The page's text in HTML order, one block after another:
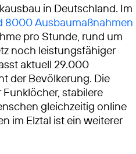
in Deutschland. Im
8000 Ausbaumaßnahmen
pro Stunde, rund um
noch leistungsfähiger
aktuell 29.000
der Bevölkerung. Die
stabilere
gleichzeitig online
im Elztal ist ein weiterer